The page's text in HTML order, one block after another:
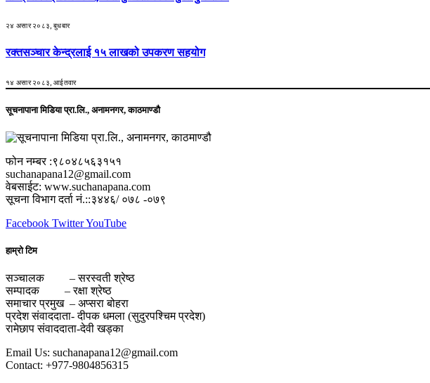
२४ असार २०८३, बुधबार
रक्तसञ्चार केन्द्रलाई १५ लाखको उपकरण सहयोग
१४ असार २०८३, आईतवार
सूचनापाना मिडिया प्रा.लि., अनामनगर, काठमाण्डौ
फोन नम्बर :९८०४८५६३१५१
suchanapana12@gmail.com
वेबसाईट: www.suchanapana.com
सूचना विभाग दर्ता नं.::३४४६/ ०७८ -०७९
Facebook TwitterYouTube
हाम्रो टिम
सञ्चालक – सरस्वती श्रेष्ठ
सम्पादक – रक्षा श्रेष्ठ
समाचार प्रमुख – अप्सरा बोहरा
प्रदेश संवाददाता- दीपक धमला (सुदुरपश्चिम प्रदेश)
रामेछाप संवाददाता-देवी खड्का
Email Us: suchanapana12@gmail.com
Contact: +977-9804856315